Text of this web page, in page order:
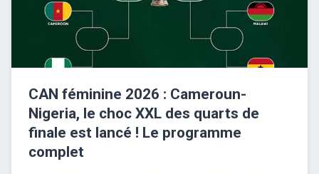
CAN féminine 2026 : Cameroun-
Nigeria, le choc XXL des quarts de
finale est lancé ! Le programme
complet